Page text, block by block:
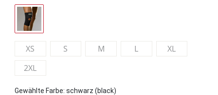
XS S M L
XL
2XL
Gewählte Farbe: schwarz (black)